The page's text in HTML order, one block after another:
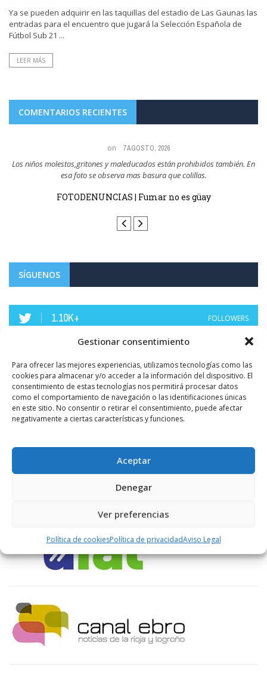
Gestionar consentimiento
Para ofrecer las mejores experiencias, utilizamos tecnologías como las
cookies para almacenar y/o acceder a la información del dispositivo. El
consentimiento de estas tecnologías nos permitirá procesar datos
como el comportamiento de navegación o las identificaciones únicas
en este sitio. No consentir o retirar el consentimiento, puede afectar
negativamente a ciertas características y funciones.
Aceptar
Denegar
Ver preferencias
Política de cookiesPolítica de privacidadAviso Legal
Ya se pueden adquirir en las taquillas del estadio de Las Gaunas las
entradas para el encuentro que jugará la Selección Española de
Fútbol Sub 21 ...
LEER MÁS
COMENTARIOS RECIENTES
on 7 AGOSTO, 2026
Los niños molestos,gritones y maleducados están prohibidos también. En
esa foto se observa mas basura que colillas.
FOTODENUNCIAS | Fumar no es güay
SÍGUENOS
1.10K+ FOLLOWERS
ENLACES RECOMENDADOS